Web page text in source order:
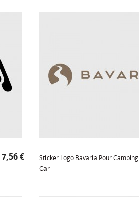
Prix
7,56 €
Sticker Logo Bavaria Pour Camping
Car